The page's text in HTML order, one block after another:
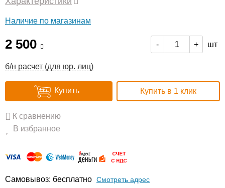
Наличие по магазинам
2 500 - + шт
б/н расчет (для юр. лиц)
Купить Купить в 1 клик
К сравнению
В избранное
Самовывоз: бесплатно Смотреть адрес